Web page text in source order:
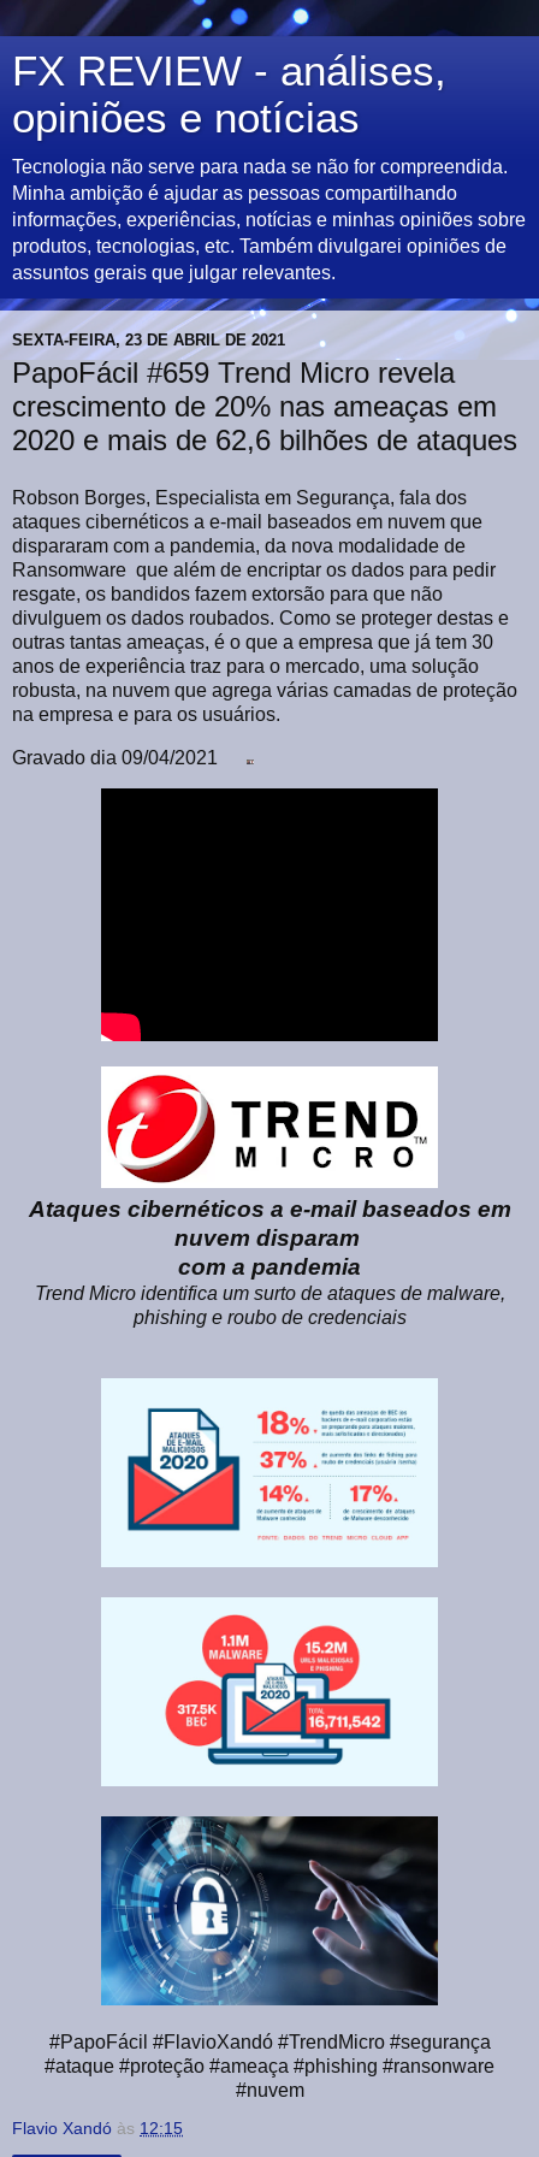
FX REVIEW - análises,
opiniões e notícias
Tecnologia não serve para nada se não for compreendida.
Minha ambição é ajudar as pessoas compartilhando
informações, experiências, notícias e minhas opiniões sobre
produtos, tecnologias, etc. Também divulgarei opiniões de
assuntos gerais que julgar relevantes.
SEXTA-FEIRA, 23 DE ABRIL DE 2021
PapoFácil #659 Trend Micro revela
crescimento de 20% nas ameaças em
2020 e mais de 62,6 bilhões de ataques
Robson Borges, Especialista em Segurança, fala dos
ataques cibernéticos a e-mail baseados em nuvem que
dispararam com a pandemia, da nova modalidade de
Ransomware que além de encriptar os dados para pedir
resgate, os bandidos fazem extorsão para que não
divulguem os dados roubados. Como se proteger destas e
outras tantas ameaças, é o que a empresa que já tem 30
anos de experiência traz para o mercado, uma solução
robusta, na nuvem que agrega várias camadas de proteção
na empresa e para os usuários.
Gravado dia 09/04/2021
Ataques cibernéticos a e-mail baseados em
nuvem disparam
com a pandemia
Trend Micro identifica um surto de ataques de malware,
phishing e roubo de credenciais
#PapoFácil #FlavioXandó #TrendMicro #segurança
#ataque #proteção #ameaça #phishing #ransonware
#nuvem
Flavio Xandó às 12:15